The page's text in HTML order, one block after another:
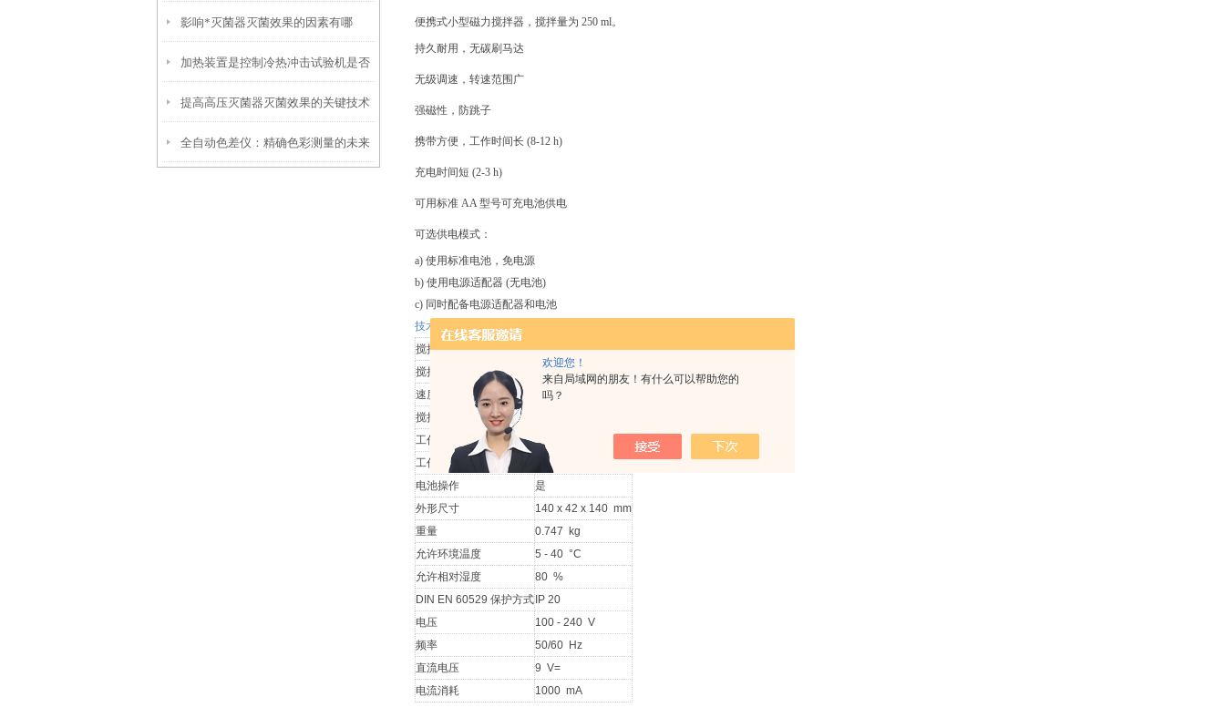
欢迎您！
来自局域网的朋友！有什么可以帮助您的
吗？
影响*灭菌器灭菌效果的因素有哪
些？
加热装置是控制冷热冲击试验机是否
升温的关键环节
提高高压灭菌器灭菌效果的关键技术
与优化方案
全自动色差仪：精确色彩测量的未来
便携式小型磁力搅拌器，搅拌量为 250 ml。
持久耐用，无碳刷马达
无级调速，转速范围广
强磁性，防跳子
携带方便，工作时间长 (8-12 h)
充电时间短 (2-3 h)
可用标准 AA 型号可充电池供电
可选供电模式：
a) 使用标准电池，免电源
b) 使用电源适配器 (无电池)
c) 同时配备电源适配器和电池
技术参数
搅拌点位数目
1
搅拌量 (H2O)
0.25 l
速度范围
500 - 1800 rpm
搅拌子长度
工作盘材质
塑料(PP)
工作盘外形尺寸
? 80 mm
电池操作
是
外形尺寸
140 x 42 x 140 mm
重量
0.747 kg
允许环境温度
5 - 40 °C
允许相对湿度
80 %
DIN EN 60529 保护方式 IP 20
电压
100 - 240 V
频率
50/60 Hz
直流电压
9 V=
电流消耗
1000 mA